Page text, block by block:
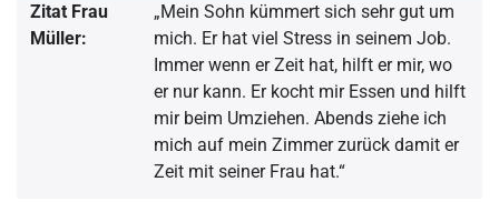
Zitat Frau
Müller:
„Mein Sohn kümmert sich sehr gut um
mich. Er hat viel Stress in seinem Job.
Immer wenn er Zeit hat, hilft er mir, wo
er nur kann. Er kocht mir Essen und hilft
mir beim Umziehen. Abends ziehe ich
mich auf mein Zimmer zurück damit er
Zeit mit seiner Frau hat.“